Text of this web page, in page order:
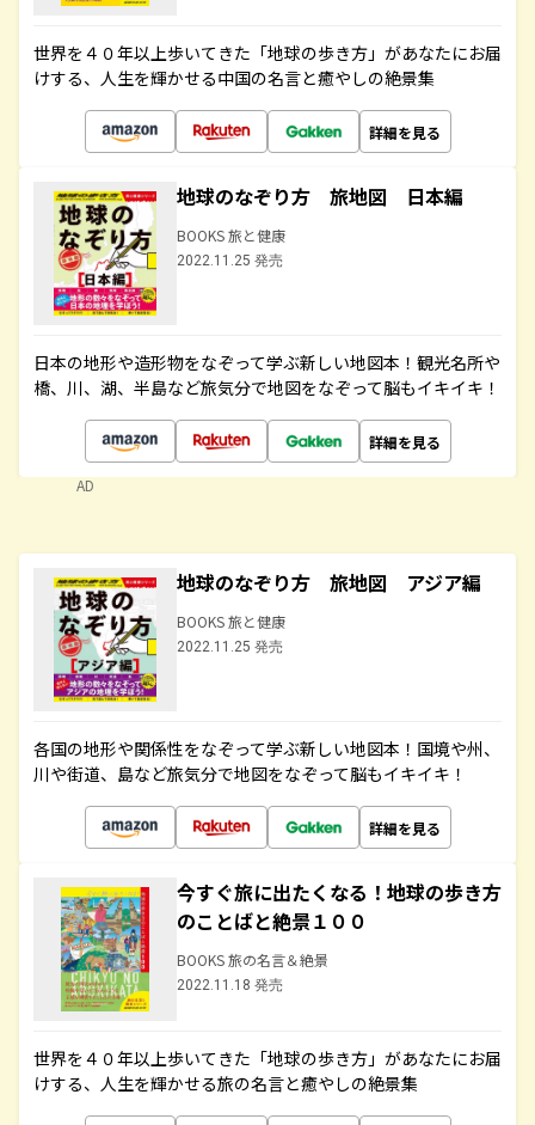
世界を４０年以上歩いてきた「地球の歩き方」があなたにお届
けする、人生を輝かせる中国の名言と癒やしの絶景集
詳細を見る
地球のなぞり方 旅地図 日本編
BOOKS 旅と健康
2022.11.25 発売
日本の地形や造形物をなぞって学ぶ新しい地図本！観光名所や
橋、川、湖、半島など旅気分で地図をなぞって脳もイキイキ！
詳細を見る
AD
地球のなぞり方 旅地図 アジア編
BOOKS 旅と健康
2022.11.25 発売
各国の地形や関係性をなぞって学ぶ新しい地図本！国境や州、
川や街道、島など旅気分で地図をなぞって脳もイキイキ！
詳細を見る
今すぐ旅に出たくなる！地球の歩き方
のことばと絶景１００
BOOKS 旅の名言＆絶景
2022.11.18 発売
世界を４０年以上歩いてきた「地球の歩き方」があなたにお届
けする、人生を輝かせる旅の名言と癒やしの絶景集